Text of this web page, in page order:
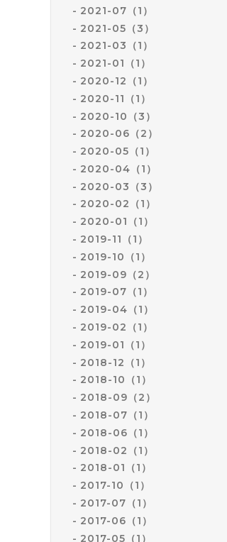
2021-07（1）
2021-05（3）
2021-03（1）
2021-01（1）
2020-12（1）
2020-11（1）
2020-10（3）
2020-06（2）
2020-05（1）
2020-04（1）
2020-03（3）
2020-02（1）
2020-01（1）
2019-11（1）
2019-10（1）
2019-09（2）
2019-07（1）
2019-04（1）
2019-02（1）
2019-01（1）
2018-12（1）
2018-10（1）
2018-09（2）
2018-07（1）
2018-06（1）
2018-02（1）
2018-01（1）
2017-10（1）
2017-07（1）
2017-06（1）
2017-05（1）